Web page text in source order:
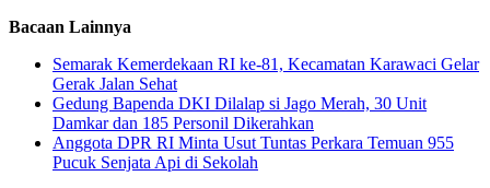
Bacaan Lainnya
Semarak Kemerdekaan RI ke-81, Kecamatan Karawaci Gelar
Gerak Jalan Sehat
Gedung Bapenda DKI Dilalap si Jago Merah, 30 Unit
Damkar dan 185 Personil Dikerahkan
Anggota DPR RI Minta Usut Tuntas Perkara Temuan 955
Pucuk Senjata Api di Sekolah